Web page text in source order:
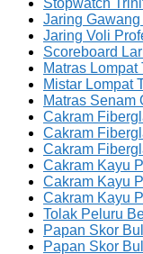
Stopwatch
Jaring
Jaring Voli
Scoreboard
Matras
Mistar Lompat
Matras Senam
Cakram
Cakram
Cakram
Cakram Kayu
Cakram Kayu
Cakram Kayu
Tolak Peluru
Papan Skor
Papan Skor